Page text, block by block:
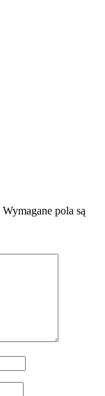
Wymagane pola są